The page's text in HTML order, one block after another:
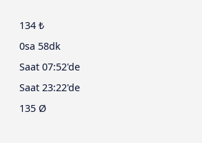
134 ₺
0sa 58dk
Saat 07:52'de
Saat 23:22'de
135 Ø